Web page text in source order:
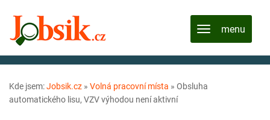
Kde jsem:Jobsik.cz » Volná pracovní místa » Obsluha
automatického lisu, VZV výhodou není aktivní